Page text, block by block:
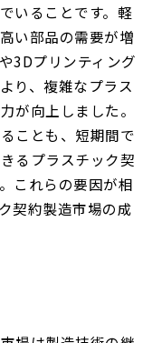
いることです。軽
い部品の需要が増
3Dプリンティング
り、複雑なプラス
が向上しました。
ことも、短期間で
るプラスチック契
これらの要因が相
契約製造市場の成